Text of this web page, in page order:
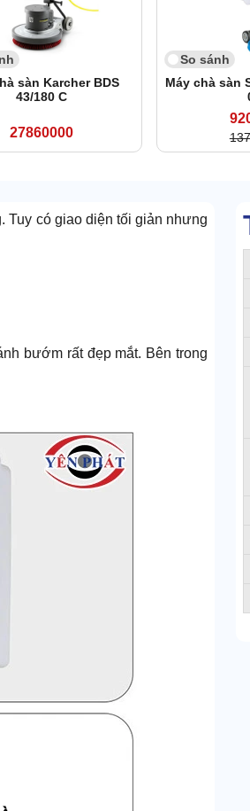
sàn Karcher BDS
43/180 C
27860000
So sánh
Máy chà sàn
Tuy có giao diện tối giản nhưng
bướm rất đẹp mắt. Bên trong